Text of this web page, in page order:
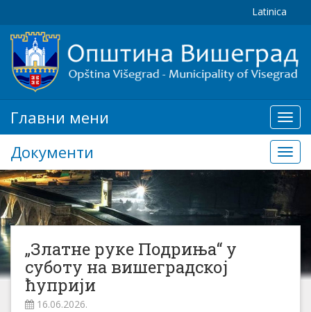
Latinica
мени
Главни мени
Документи
„Златне руке Подриња“ у
суботу на вишеградској
ћуприји
16.06.2026.